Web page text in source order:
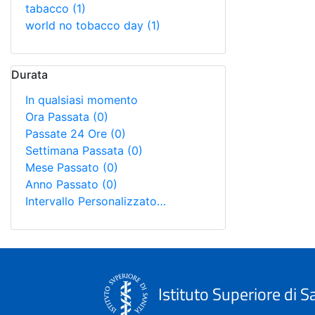
tabacco (1)
world no tobacco day (1)
Durata
In qualsiasi momento
Ora Passata (0)
Passate 24 Ore (0)
Settimana Passata (0)
Mese Passato (0)
Anno Passato (0)
Intervallo Personalizzato…
Istituto Superiore di